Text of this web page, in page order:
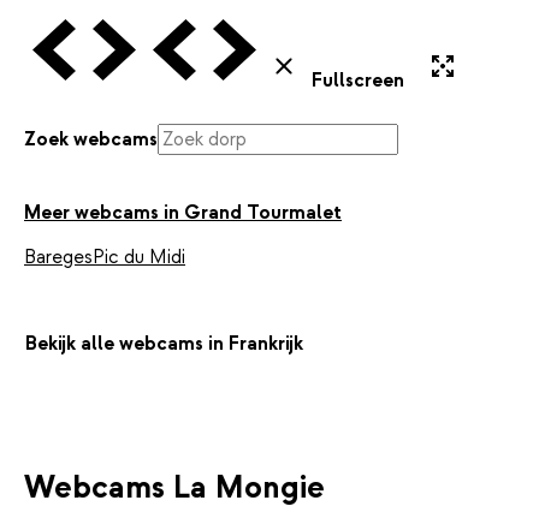
Vorige Webcam
Volgende Webcam
Vorige Webcam
Volgende Webcam
Sluiten
Fullscreen
Zoek webcams
Meer webcams in Grand Tourmalet
BaregesPic du Midi
Bekijk alle webcams in Frankrijk
Webcams La Mongie